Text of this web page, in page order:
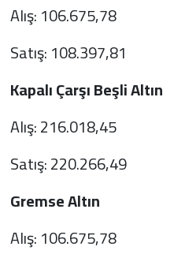
Alış: 106.675,78
Satış: 108.397,81
Kapalı Çarşı Beşli Altın
Alış: 216.018,45
Satış: 220.266,49
Gremse Altın
Alış: 106.675,78